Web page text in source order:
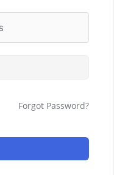
Forgot Password?